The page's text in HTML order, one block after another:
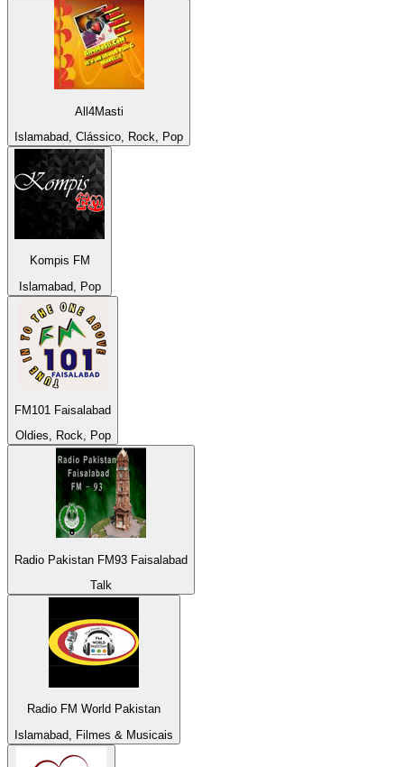
All4Masti
Islamabad, Clássico, Rock, Pop
Kompis FM
Islamabad, Pop
FM101 Faisalabad
Oldies, Rock, Pop
Radio Pakistan FM93 Faisalabad
Talk
Radio FM World Pakistan
Islamabad, Filmes & Musicais